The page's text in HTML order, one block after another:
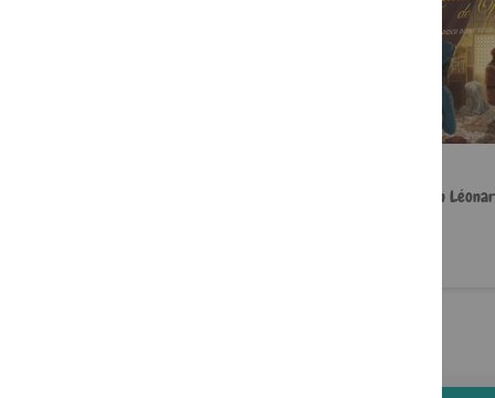
Mission